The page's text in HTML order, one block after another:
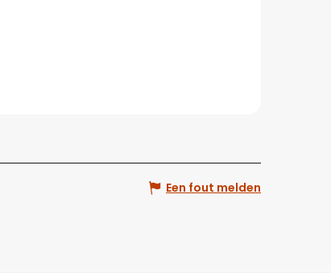
Een fout melden